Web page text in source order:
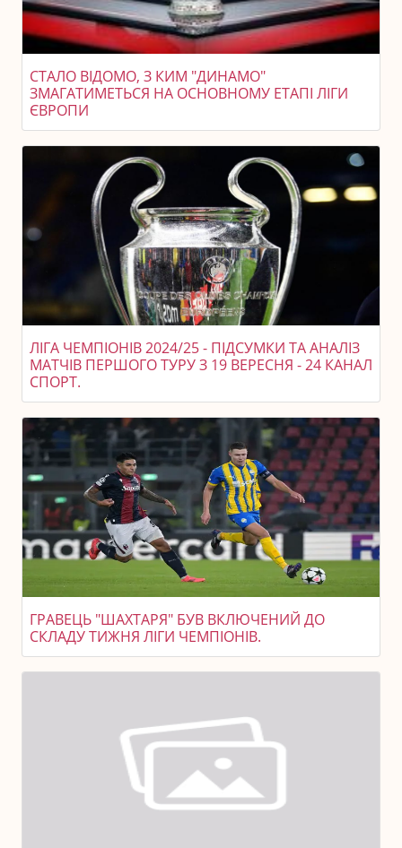
СТАЛО ВІДОМО, З КИМ "ДИНАМО"
ЗМАГАТИМЕТЬСЯ НА ОСНОВНОМУ ЕТАПІ ЛІГИ
ЄВРОПИ
ЛІГА ЧЕМПІОНІВ 2024/25 - ПІДСУМКИ ТА АНАЛІЗ
МАТЧІВ ПЕРШОГО ТУРУ З 19 ВЕРЕСНЯ - 24 КАНАЛ
СПОРТ.
ГРАВЕЦЬ "ШАХТАРЯ" БУВ ВКЛЮЧЕНИЙ ДО
СКЛАДУ ТИЖНЯ ЛІГИ ЧЕМПІОНІВ.